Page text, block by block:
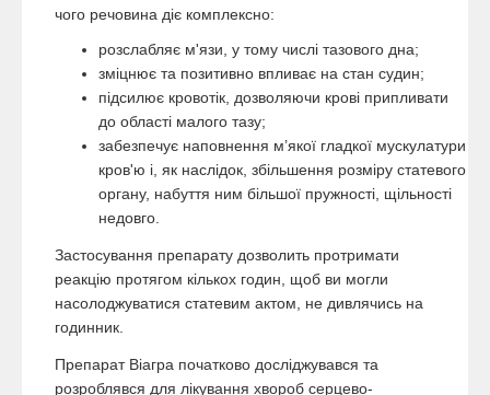
чого речовина діє комплексно:
розслабляє м'язи, у тому числі тазового дна;
зміцнює та позитивно впливає на стан судин;
підсилює кровотік, дозволяючи крові припливати
до області малого тазу;
забезпечує наповнення м’якої гладкої мускулатури
кров'ю і, як наслідок, збільшення розміру статевого
органу, набуття ним більшої пружності, щільності
недовго.
Застосування препарату дозволить протримати
реакцію протягом кількох годин, щоб ви могли
насолоджуватися статевим актом, не дивлячись на
годинник.
Препарат Віагра початково досліджувався та
розроблявся для лікування хвороб серцево-